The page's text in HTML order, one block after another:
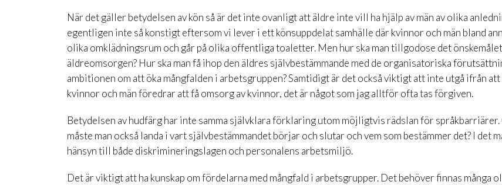
När det gäller betydelsen av kön så är det inte ovanligt att äldre inte vill ha hjälp av män av olika
egentligen inte så konstigt eftersom vi lever i ett könsuppdelat samhälle där kvinnor och män bland
olika omklädningsrum och går på olika offentliga toaletter. Men hur ska man tillgodose det
äldreomsorgen? Hur ska man få ihop den äldres självbestämmande med de organisatoriska
ambitionen om att öka mångfalden i arbetsgruppen? Samtidigt är det också viktigt att inte utgå ifrån
kvinnor och män föredrar att få omsorg av kvinnor, det är något som jag alltför ofta tas förgiven.
Betydelsen av hudfärg har inte samma självklara förklaring utom möjligtvis rädslan för språkbarriärer.
måste man också landa i vart självbestämmandet börjar och slutar och vem som bestämmer det? I det
hänsyn till både diskrimineringslagen och personalens arbetsmiljö.
Det är viktigt att ha kunskap om fördelarna med mångfald i arbetsgrupper. Det behöver finnas många